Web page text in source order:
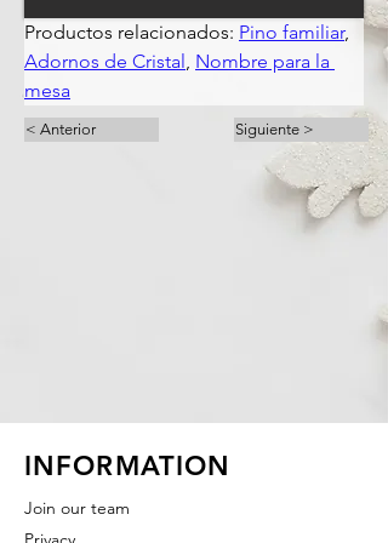
Productos relacionados: Pino familiar,
Adornos de Cristal, Nombre para la
mesa
< Anterior Siguiente >
INFORMATION
Join our team